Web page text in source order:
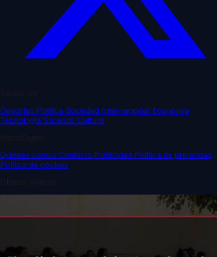
Deportes Política Sociedad Internacional Economía
Tecnología Sucesos Cultura
Quiénes somos Contacto Publicidad Política de privacidad
Política de cookies